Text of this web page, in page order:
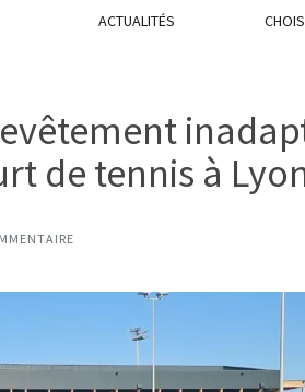
ACTUALITÉS
de tennis à